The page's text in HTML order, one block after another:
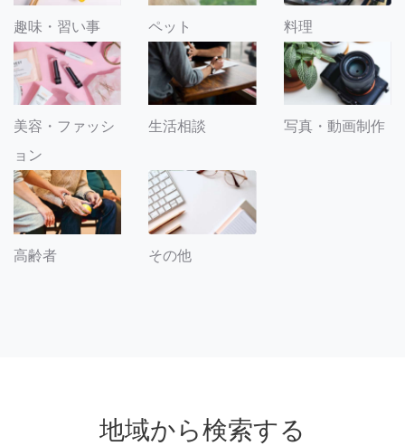
趣味・習い事 ペット 料理
美容・ファッシ
ョン
生活相談 写真・動画制作
高齢者 その他
地域から検索する